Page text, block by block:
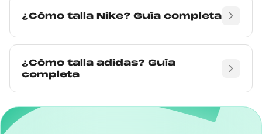
¿Cómo talla Nike? Guía completa
¿Cómo talla adidas? Guía
completa